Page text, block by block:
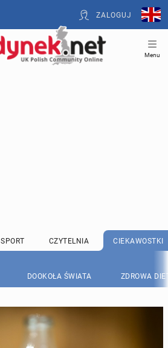
ZALOGUJ
Menu
SPORT CZYTELNIA CIEKAWOSTKI
DOOKOŁA ŚWIATA ZDROWA